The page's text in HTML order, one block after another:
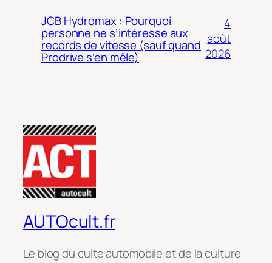
JCB Hydromax : Pourquoi
personne ne s’intéresse aux
records de vitesse (sauf quand
Prodrive s’en mêle)
4
août
2026
AUTOcult.fr
Le blog du culte automobile et de la culture